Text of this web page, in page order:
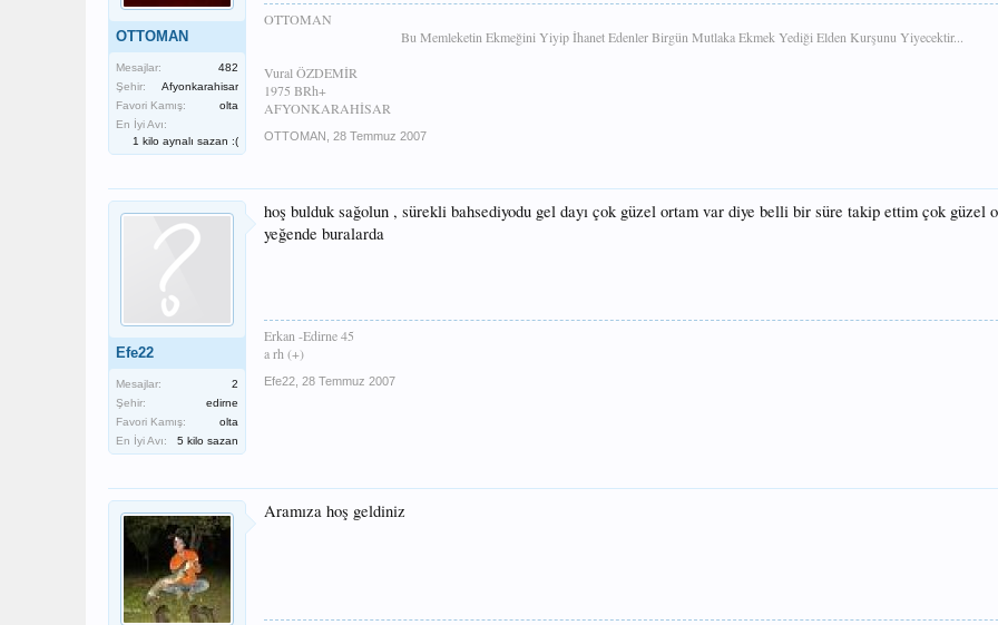
OTTOMAN
Mesajlar:
482
Şehir:
Afyonkarahisar
Favori Kamış:
olta
En İyi Avı:
1 kilo aynalı sazan :(
OTTOMAN
Bu Memleketin Ekmeğini Yiyip İhanet Edenler Birgün Mutlaka Ekmek Yediği Elden Kurşunu Yiyecektir...​
Vural ÖZDEMİR
1975 BRh+
AFYONKARAHİSAR
OTTOMAN 28 Temmuz 2007
Efe22
Mesajlar:
2
Şehir:
edirne
Favori Kamış:
olta
En İyi Avı:
5 kilo sazan
hoş bulduk sağolun , sürekli bahsediyodu gel dayı çok güzel ortam var diye belli bir süre takip ettim çok güzel
yeğende buralarda
Erkan -Edirne 45
a rh (+)
Efe22 28 Temmuz 2007
Aramıza hoş geldiniz